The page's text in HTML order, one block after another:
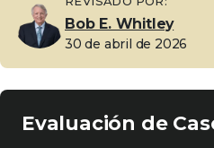
Bob E. Whitley
30 de abril de 2026
Evaluación de